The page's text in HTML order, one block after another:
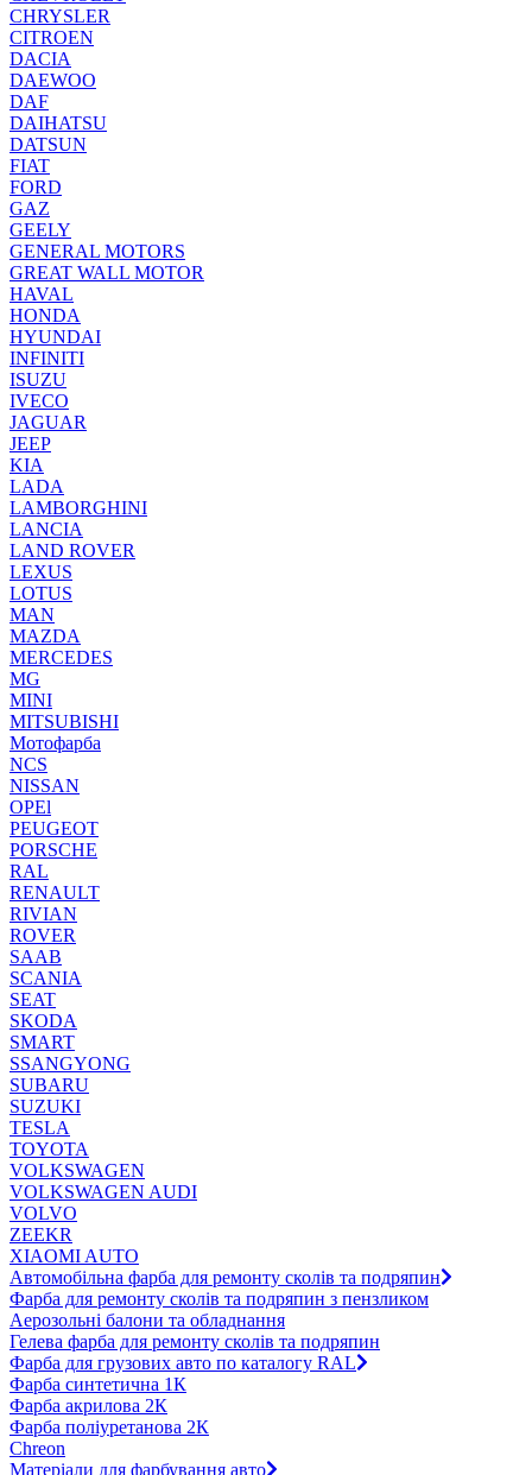
CHRYSLER
CITROEN
DACIA
DAEWOO
DAF
DAIHATSU
DATSUN
FIAT
FORD
GAZ
GEELY
GENERAL MOTORS
GREAT WALL MOTOR
HAVAL
HONDA
HYUNDAI
INFINITI
ISUZU
IVECO
JAGUAR
JEEP
KIA
LADA
LAMBORGHINI
LANCIA
LAND ROVER
LEXUS
LOTUS
MAN
MAZDA
MERCEDES
MG
MINI
MITSUBISHI
Мотофарба
NCS
NISSAN
OPEl
PEUGEOT
PORSCHE
RAL
RENAULT
RIVIAN
ROVER
SAAB
SCANIA
SEAT
SKODA
SMART
SSANGYONG
SUBARU
SUZUKI
TESLA
TOYOTA
VOLKSWAGEN
VOLKSWAGEN AUDI
VOLVO
ZEEKR
XIAOMI AUTO
Автомобільна фарба для ремонту сколів та подряпин
Фарба для ремонту сколів та подряпин з пензликом
Аерозольні балони та обладнання
Гелева фарба для ремонту сколів та подряпин
Фарба для грузових авто по каталогу RAL
Фарба синтетична 1К
Фарба акрилова 2К
Фарба поліуретанова 2К
Chreon
Матеріали для фарбування авто